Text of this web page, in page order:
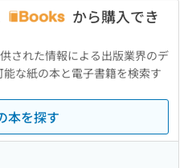
から購入でき
された情報による出版業界のデ
な紙の本と電子書籍を検索す
本を探す